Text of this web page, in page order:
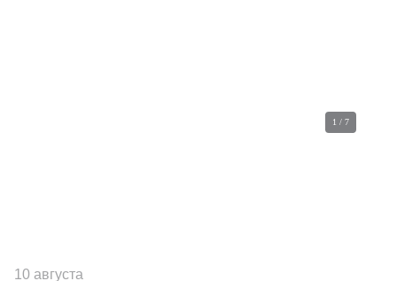
1 / 7
10 августа